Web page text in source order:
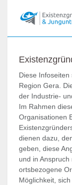
Diese
Region Gera.
der Industrie-
Im Rahmen
Organisationen
dienen dazu,
geben, diese
und in
ortsbezogene
Möglichkeit,